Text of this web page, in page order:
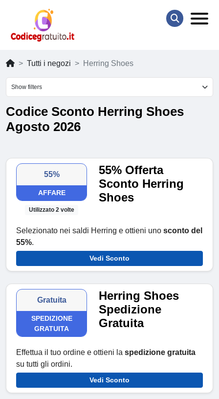
Tutti i negozi Herring Shoes
Show filters
Codice Sconto Herring Shoes
Agosto 2026
55%
AFFARE
Utilizzato 2 volte
55% Offerta
Sconto Herring
Shoes
Selezionato nei saldi Herring e ottieni uno sconto del
55%.
Vedi Sconto
Gratuita
SPEDIZIONE
GRATUITA
Herring Shoes
Spedizione
Gratuita
Effettua il tuo ordine e ottieni la spedizione gratuita
su tutti gli ordini.
Vedi Sconto